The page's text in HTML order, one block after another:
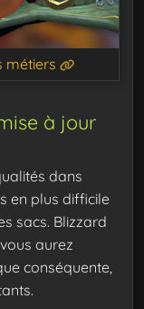
métiers
à jour
dans
en plus difficile
sacs. Blizzard
aurez
conséquente,